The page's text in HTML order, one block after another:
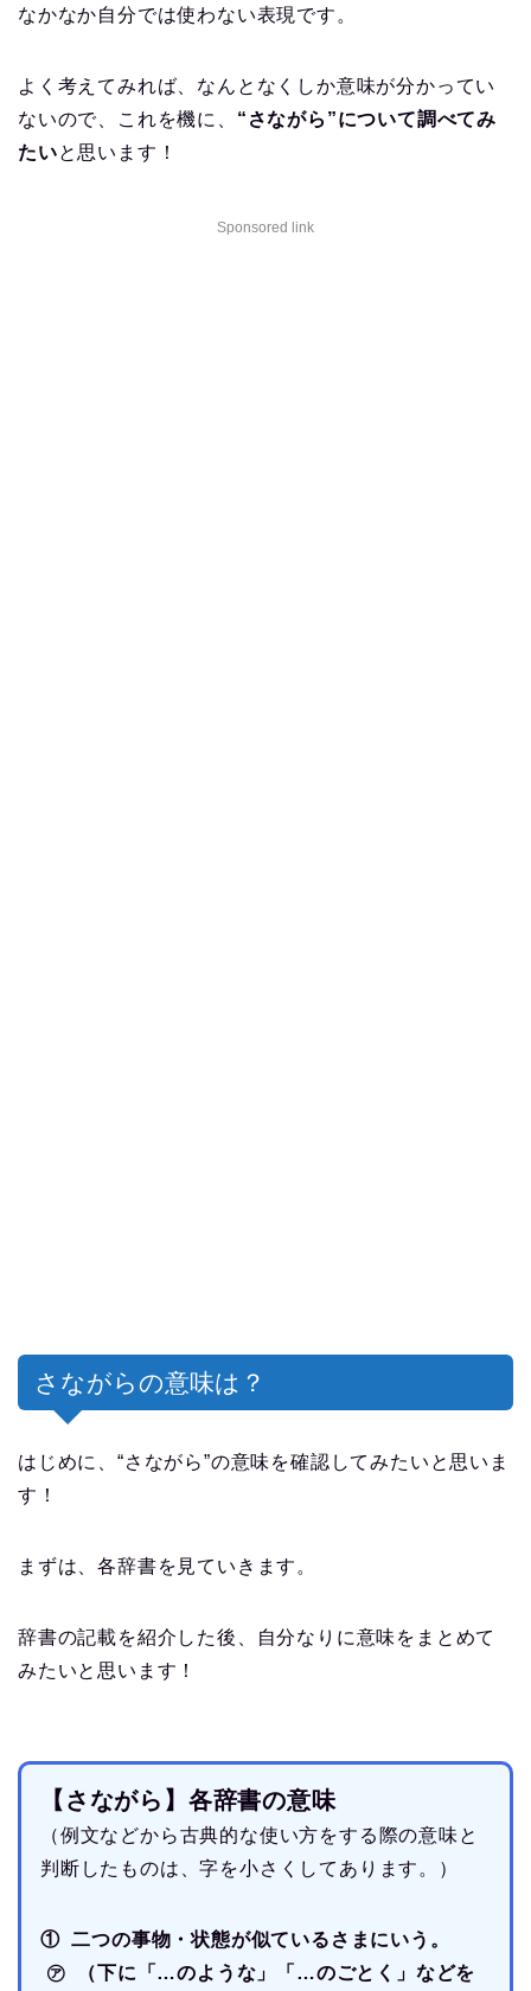
なかなか自分では使わない表現です。
よく考えてみれば、なんとなくしか意味が分かってい
ないので、これを機に、 “さながら”について調べてみ
たいと思います！
Sponsored link
さながらの意味は？
はじめに、“さながら”の意味を確認してみたいと思いま
す！
まずは、各辞書を見ていきます。
辞書の記載を紹介した後、自分なりに意味をまとめて
みたいと思います！
【さながら】各辞書の意味
（例文などから古典的な使い方をする際の意味と
判断したものは、字を小さくしてあります。）
① 二つの事物・状態が似ているさまにいう。
㋐ （下に「…のような」「…のごとく」などを